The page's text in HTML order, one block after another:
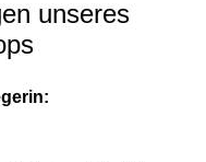
unseres